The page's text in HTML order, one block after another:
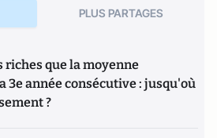
PLUS PARTAGES
riches que la moyenne
3e année consécutive : jusqu'où
?